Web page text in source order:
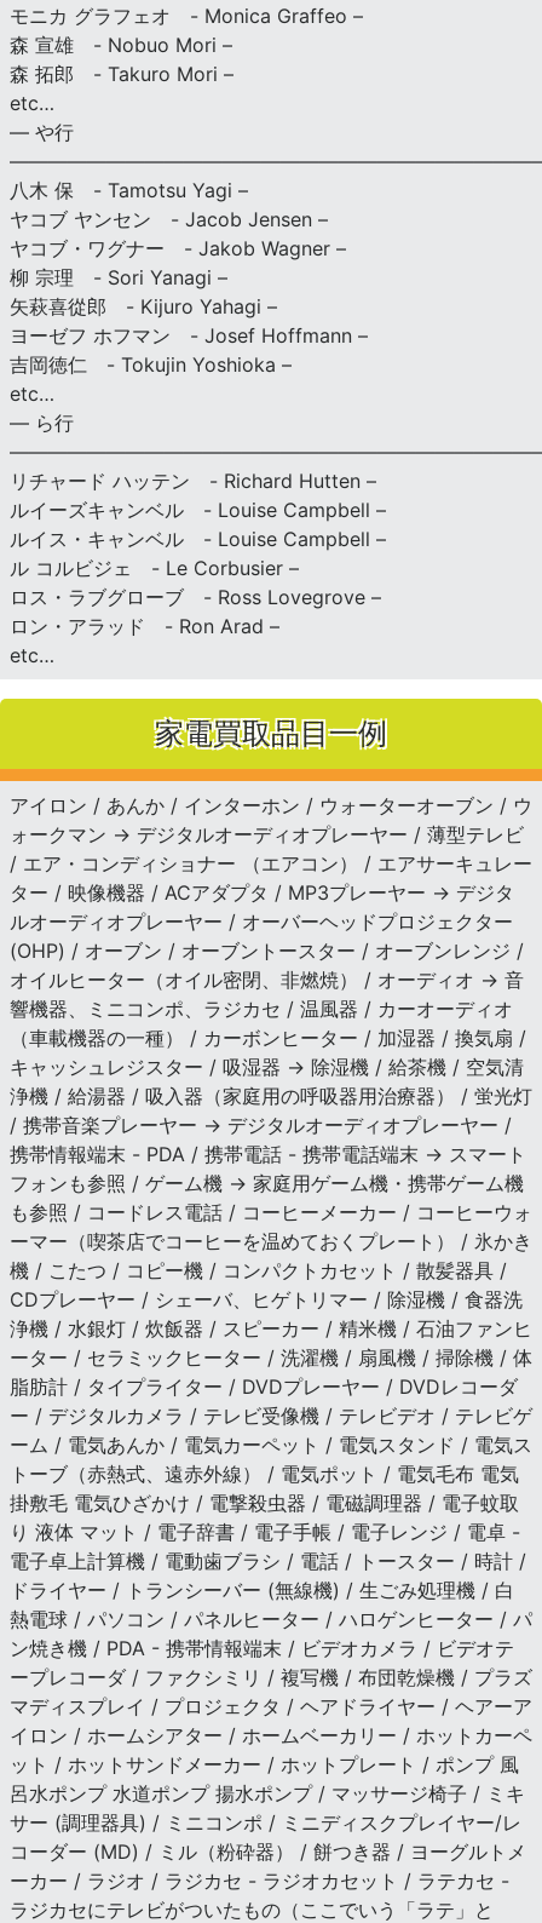
モニカ グラフェオ - Monica Graffeo –
森 宣雄 - Nobuo Mori –
森 拓郎 - Takuro Mori –
etc…
— や行
八木 保 - Tamotsu Yagi –
ヤコブ ヤンセン - Jacob Jensen –
ヤコブ・ワグナー - Jakob Wagner –
柳 宗理 - Sori Yanagi –
矢萩喜從郎 - Kijuro Yahagi –
ヨーゼフ ホフマン - Josef Hoffmann –
吉岡徳仁 - Tokujin Yoshioka –
etc…
— ら行
リチャード ハッテン - Richard Hutten –
ルイーズキャンベル - Louise Campbell –
ルイス・キャンベル - Louise Campbell –
ル コルビジェ - Le Corbusier –
ロス・ラブグローブ - Ross Lovegrove –
ロン・アラッド - Ron Arad –
etc…
家電買取品目一例
アイロン / あんか / インターホン / ウォーターオーブン / ウ
ォークマン → デジタルオーディオプレーヤー / 薄型テレビ
/ エア・コンディショナー （エアコン） / エアサーキュレー
ター / 映像機器 / ACアダプタ / MP3プレーヤー → デジタ
ルオーディオプレーヤー / オーバーヘッドプロジェクター
(OHP) / オーブン / オーブントースター / オーブンレンジ /
オイルヒーター（オイル密閉、非燃焼） / オーディオ → 音
響機器、ミニコンポ、ラジカセ / 温風器 / カーオーディオ
（車載機器の一種） / カーボンヒーター / 加湿器 / 換気扇 /
キャッシュレジスター / 吸湿器 → 除湿機 / 給茶機 / 空気清
浄機 / 給湯器 / 吸入器（家庭用の呼吸器用治療器） / 蛍光灯
/ 携帯音楽プレーヤー → デジタルオーディオプレーヤー /
携帯情報端末 - PDA / 携帯電話 - 携帯電話端末 → スマート
フォンも参照 / ゲーム機 → 家庭用ゲーム機・携帯ゲーム機
も参照 / コードレス電話 / コーヒーメーカー / コーヒーウォ
ーマー（喫茶店でコーヒーを温めておくプレート） / 氷かき
機 / こたつ / コピー機 / コンパクトカセット / 散髪器具 /
CDプレーヤー / シェーバ、ヒゲトリマー / 除湿機 / 食器洗
浄機 / 水銀灯 / 炊飯器 / スピーカー / 精米機 / 石油ファンヒ
ーター / セラミックヒーター / 洗濯機 / 扇風機 / 掃除機 / 体
脂肪計 / タイプライター / DVDプレーヤー / DVDレコーダ
ー / デジタルカメラ / テレビ受像機 / テレビデオ / テレビゲ
ーム / 電気あんか / 電気カーペット / 電気スタンド / 電気ス
トーブ（赤熱式、遠赤外線） / 電気ポット / 電気毛布 電気
掛敷毛 電気ひざかけ / 電撃殺虫器 / 電磁調理器 / 電子蚊取
り 液体 マット / 電子辞書 / 電子手帳 / 電子レンジ / 電卓 -
電子卓上計算機 / 電動歯ブラシ / 電話 / トースター / 時計 /
ドライヤー / トランシーバー (無線機) / 生ごみ処理機 / 白
熱電球 / パソコン / パネルヒーター / ハロゲンヒーター / パ
ン焼き機 / PDA - 携帯情報端末 / ビデオカメラ / ビデオテ
ープレコーダ / ファクシミリ / 複写機 / 布団乾燥機 / プラズ
マディスプレイ / プロジェクタ / ヘアドライヤー / ヘアーア
イロン / ホームシアター / ホームベーカリー / ホットカーペ
ット / ホットサンドメーカー / ホットプレート / ポンプ 風
呂水ポンプ 水道ポンプ 揚水ポンプ / マッサージ椅子 / ミキ
サー (調理器具) / ミニコンポ / ミニディスクプレイヤー/レ
コーダー (MD) / ミル（粉砕器） / 餅つき器 / ヨーグルトメ
ーカー / ラジオ / ラジカセ - ラジオカセット / ラテカセ -
ラジカセにテレビがついたもの（ここでいう「ラテ」と